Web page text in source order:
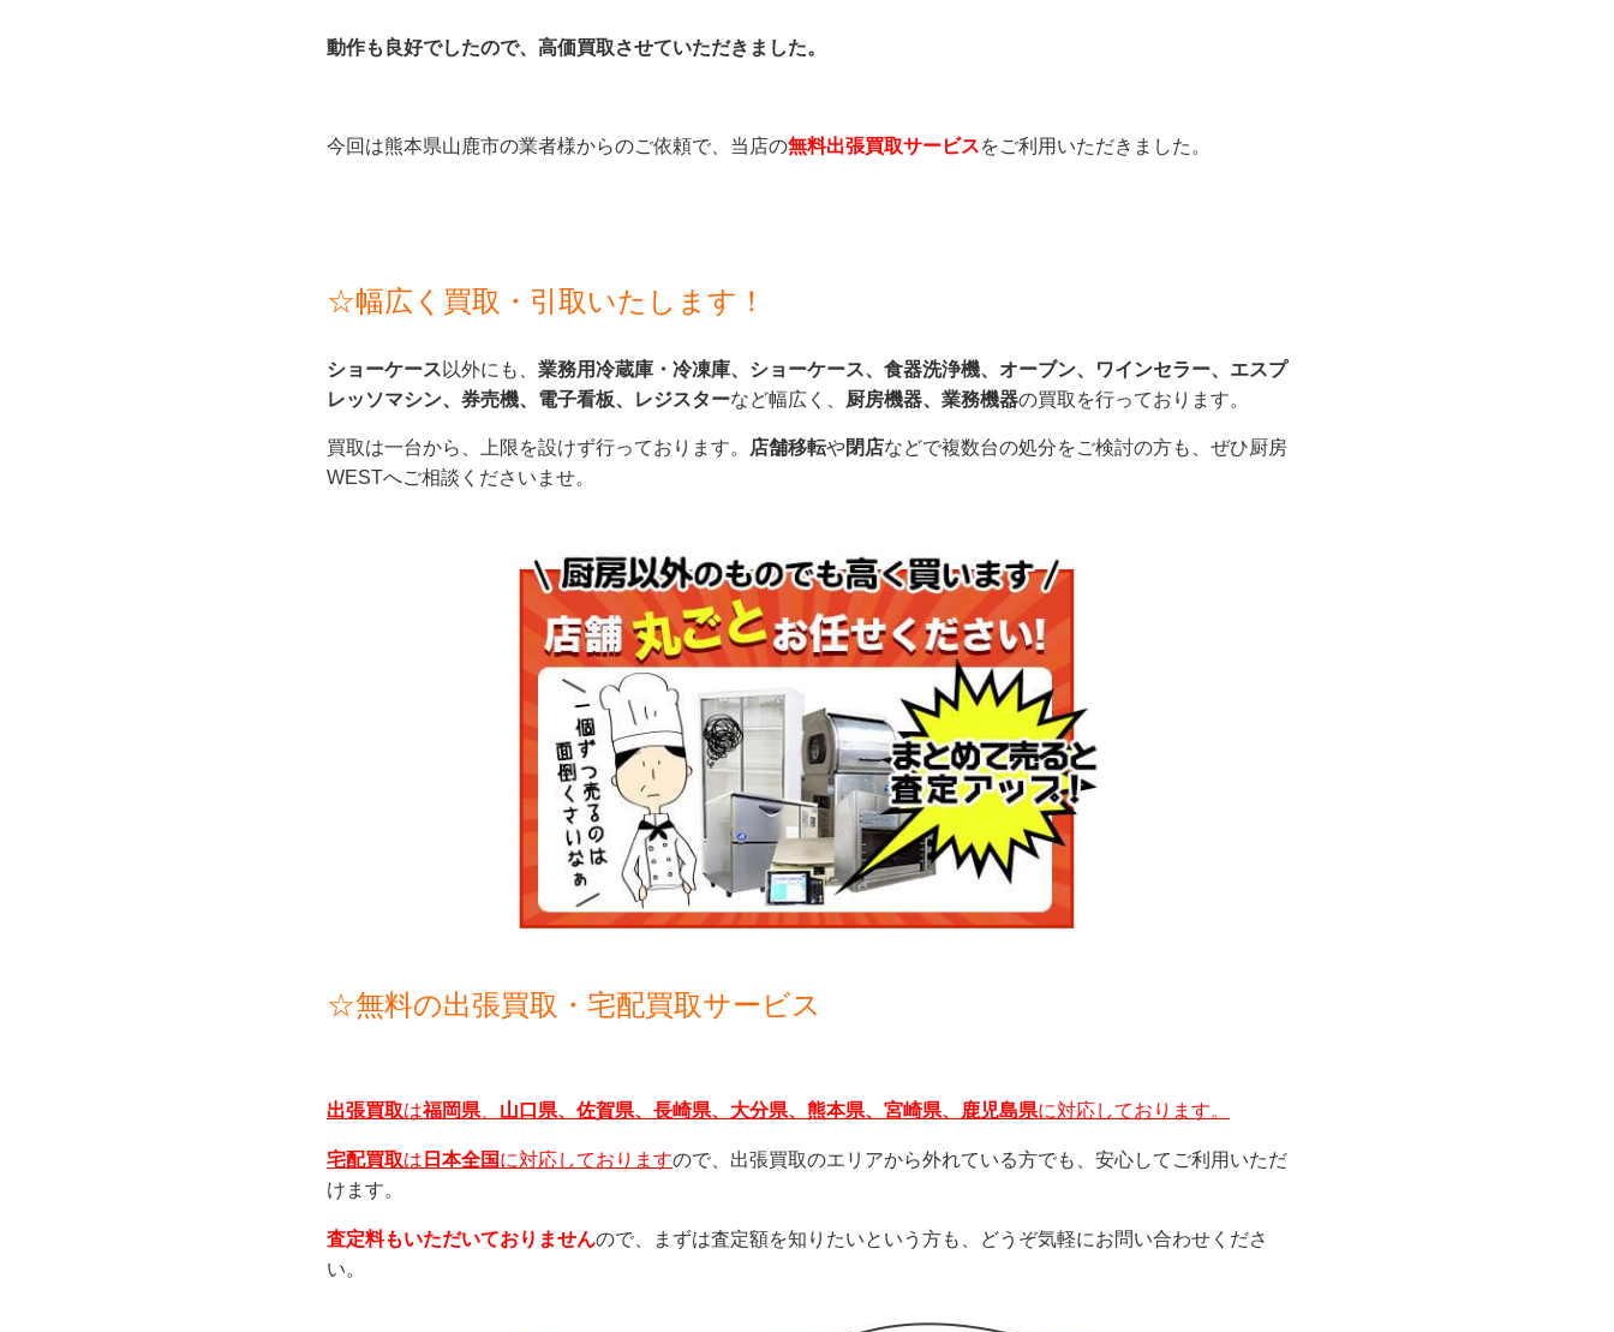
動作も良好でしたので、高価買取させていただきました。
今回は熊本県山鹿市の業者様からのご依頼で、当店の無料出張買取サービスをご利用いただきました。
☆幅広く買取・引取いたします！
ショーケース 以外にも、 業務用冷蔵庫・冷凍庫、ショーケース、食器洗浄機、オーブン、ワインセラー、エスプ
レッソマシン、券売機、電子看板、レジスターなど幅広く、 厨房機器、業務機器の買取を行っております。
買取は一台から、上限を設けず行っております。 店舗移転や閉店などで複数台の処分をご検討の方も、ぜひ厨房
WESTへご相談くださいませ。
☆無料の出張買取・宅配買取サービス
出張買取は福岡県、 山口県、佐賀県、長崎県、大分県、熊本県、宮崎県、鹿児島県に対応しております。
宅配買取は 日本全国に対応しておりますので、出張買取のエリアから外れている方でも、安心してご利用いただ
けます。
査定料もいただいておりませんので、まずは査定額を知りたいという方も、どうぞ気軽にお問い合わせくださ
い。